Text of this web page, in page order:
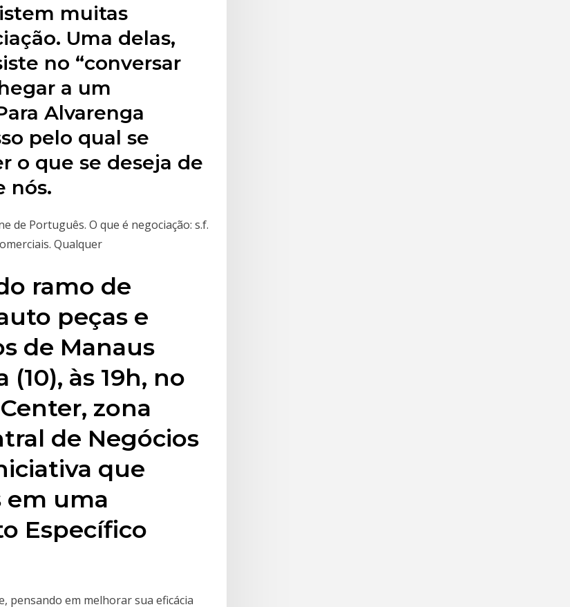
muitas
Uma delas,
no “conversar
a um
Alvarenga
pelo qual se
o que se deseja de
nós.
de Português. O que é negociação: s.f.
Qualquer
ramo de
peças e
de Manaus
às 19h, no
zona
de Negócios
que
em uma
Específico
pensando em melhorar sua eficácia